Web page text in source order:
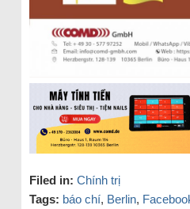
Filed in: Chính trị
Tags: báo chí, Berlin,